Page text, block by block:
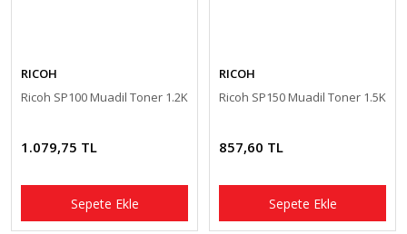
RICOH
Ricoh SP100 Muadil Toner 1.2K
1.079,75 TL
Sepete Ekle
RICOH
Ricoh SP150 Muadil Toner 1.5K
857,60 TL
Sepete Ekle